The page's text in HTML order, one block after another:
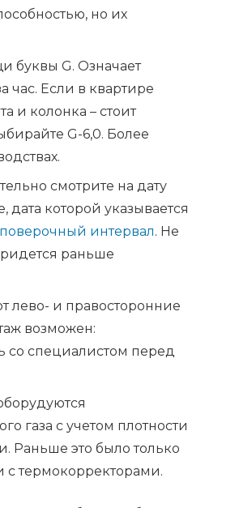
но их
буквы G. Означает
час. Если в квартире
и колонка – стоит
G-6,0. Более
смотрите на дату
которой указывается
интервал. Не
раньше
лево- и правосторонние
возможен:
со специалистом перед
газа с учетом плотности
Раньше это было только
термокорректорами.